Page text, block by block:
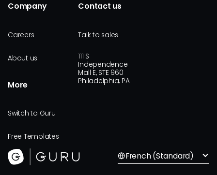
Company
Careers
About us
More
Switch to Guru
Free Templates
Contact us
Talk to sales
111 S
Independence
Mall E, STE 960
Philadelphia, PA
French (Standard)